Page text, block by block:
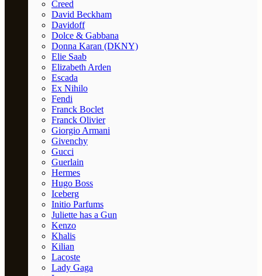
Creed
David Beckham
Davidoff
Dolce & Gabbana
Donna Karan (DKNY)
Elie Saab
Elizabeth Arden
Escada
Ex Nihilo
Fendi
Franck Boclet
Franck Olivier
Giorgio Armani
Givenchy
Gucci
Guerlain
Hermes
Hugo Boss
Iceberg
Initio Parfums
Juliette has a Gun
Kenzo
Khalis
Kilian
Lacoste
Lady Gaga